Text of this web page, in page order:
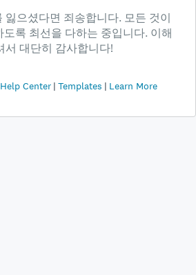
잃으셨다면 죄송합니다. 모든 것이
록 최선을 다하는 중입니다. 이해
서 대단히 감사합니다!
Help Center Templates Learn More